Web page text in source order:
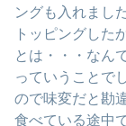
ングも入れまし
トッピングした
とは・・・なん
っていうことで
ので味変だと勘
食べている途中